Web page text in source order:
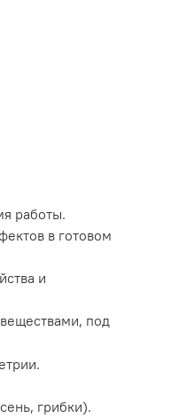
работы.
в готовом
и
под
грибки).